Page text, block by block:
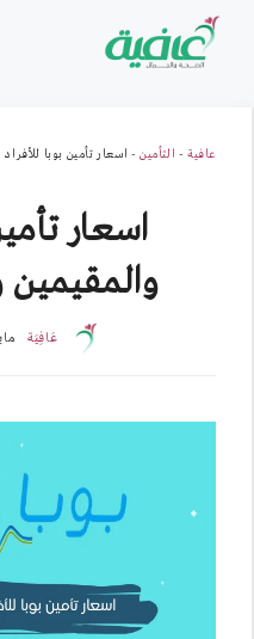
انتقل
عافية - التأمين - اسعار تأمين بوبا للأفراد
اسعار
والمقيمين
عَافِيَة مايو